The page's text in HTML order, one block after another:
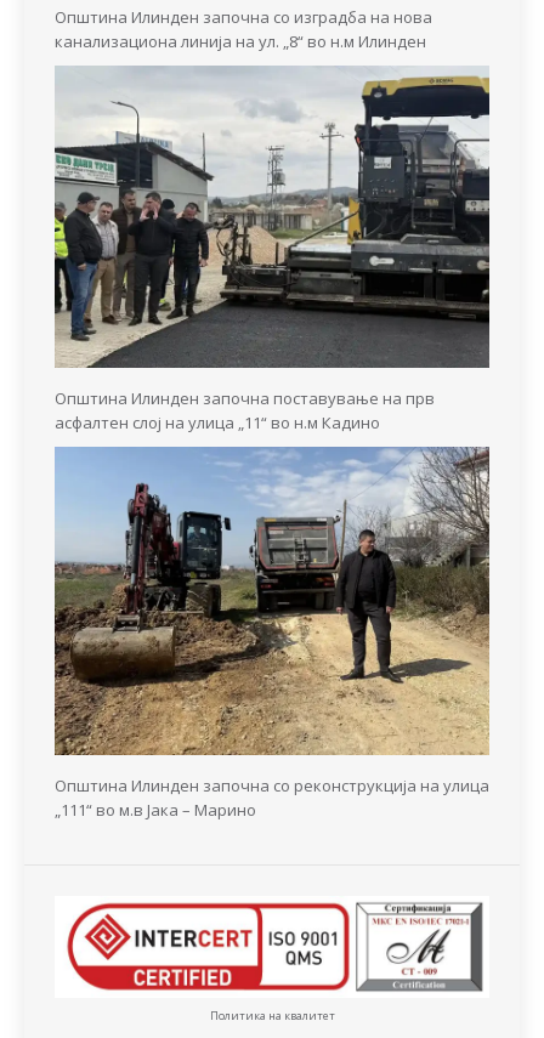
Општина Илинден започна со изградба на нова
канализациона линија на ул. „8“ во н.м Илинден
Општина Илинден започна поставување на прв
асфалтен слој на улица „11“ во н.м Кадино
Општина Илинден започна со реконструкција на улица
„111“ во м.в Јака – Марино
Политика на квалитет